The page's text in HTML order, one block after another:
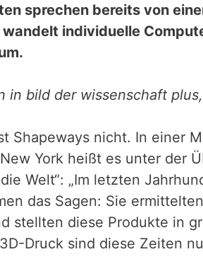
sprechen bereits von
individuelle
in bild der wissenschaft
Shapeways nicht. In einer
York heißt es unter der
Welt“: „Im letzten
das Sagen: Sie
stellten diese Produkte in
Druck sind diese Zeiten